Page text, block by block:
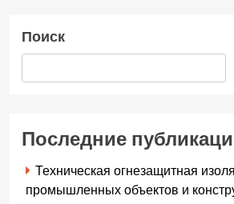
Поиск
Последние
Техническая огнезащитная
промышленных объектов и